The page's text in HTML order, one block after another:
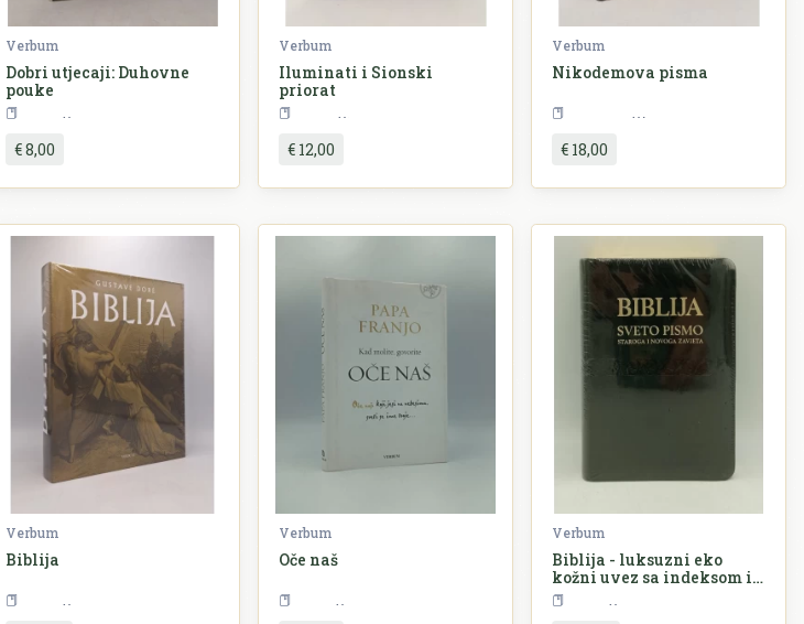
Verbum
Dobri utjecaji: Duhovne
pouke
€ 8,00
Verbum
Iluminati i Sionski
priorat
€ 12,00
Verbum
Nikodemova pisma
€ 18,00
Verbum
Biblija
Verbum
Oče naš
Verbum
Biblija - luksuzni eko
kožni uvez sa indeksom i
zlatnim obrubom